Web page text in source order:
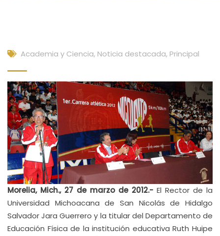
Academia y Ciencia, Noticia destacada, Principal
Morelia, Mich., 27 de marzo de 2012.- El Rector de la
Universidad Michoacana de San Nicolás de Hidalgo
Salvador Jara Guerrero y la titular del Departamento de
Educación Física de la institución educativa Ruth Huipe